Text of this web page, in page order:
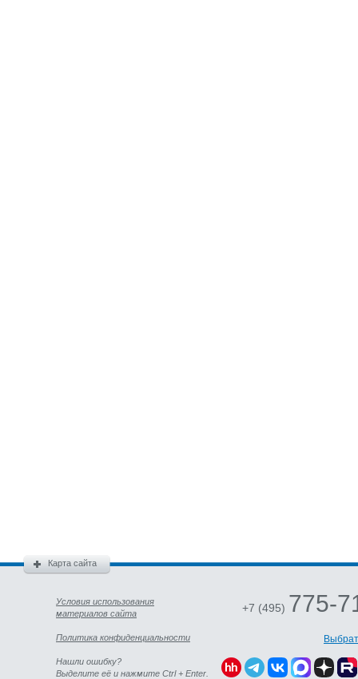
Карта сайта
Условия использования
материалов сайта
Политика конфиденциальности
Нашли ошибку?
Выделите её и нажмите Ctrl + Enter.
+7 (495) 775-